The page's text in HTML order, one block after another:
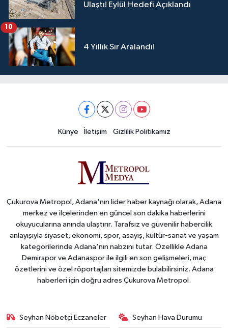
Ulaştı! Eylül Hedefi Açıklandı
4 Yıllık Sır Aralandı!
10
Künye İletişim Gizlilik Politikamız
Çukurova Metropol, Adana'nın lider haber kaynağı olarak, Adana
merkez ve ilçelerinden en güncel son dakika haberlerini
okuyucularına anında ulaştırır. Tarafsız ve güvenilir habercilik
anlayışıyla siyaset, ekonomi, spor, asayiş, kültür-sanat ve yaşam
kategorilerinde Adana'nın nabzını tutar. Özellikle Adana
Demirspor ve Adanaspor ile ilgili en son gelişmeleri, maç
özetlerini ve özel röportajları sitemizde bulabilirsiniz. Adana
haberleri için doğru adres Çukurova Metropol.
Seyhan Nöbetçi Eczaneler Seyhan Hava Durumu